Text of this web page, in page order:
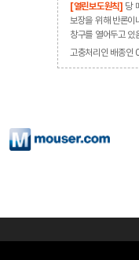
[열린보도원칙] 당
보장을 위해 반론이
창구를 열어두고 있
고충처리인 배